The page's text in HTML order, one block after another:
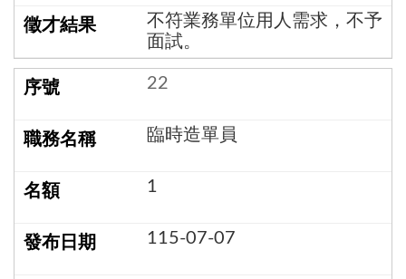
不符業務單位用人需求，不予
面試。
22
臨時造單員
1
115-07-07